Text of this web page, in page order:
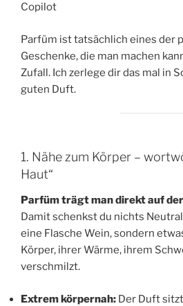
Copilot
Parfüm ist tatsächlich eines der
Geschenke, die man machen
Zufall. Ich zerlege dir das mal in
guten Duft.
1. Nähe zum Körper –
Haut“
Parfüm trägt man direkt auf
Damit schenkst du nichts
eine Flasche Wein, sondern
Körper, ihrer Wärme, ihrem
verschmilzt.
Extrem körpernah: Der Duft